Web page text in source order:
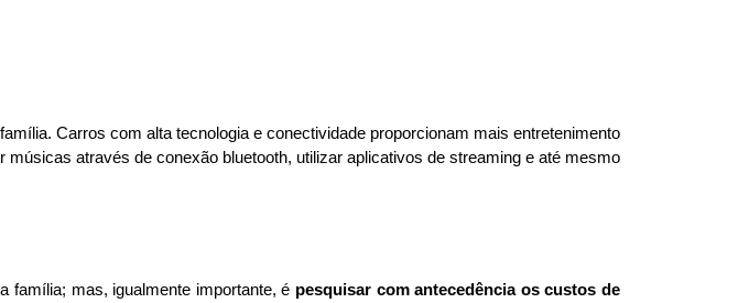
Carros com alta tecnologia e conectividade proporcionam mais entretenimento
através de conexão bluetooth, utilizar aplicativos de streaming e até mesmo
família; mas, igualmente importante, é pesquisar com antecedência os custos de